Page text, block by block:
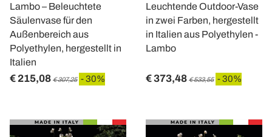
Lambo – Beleuchtete
Säulenvase für den
Außenbereich aus
Polyethylen, hergestellt in
Italien
€ 215,08 € 307,25 - 30%
Leuchtende Outdoor-Vase
in zwei Farben, hergestellt
in Italien aus Polyethylen -
Lambo
€ 373,48 € 533,55 - 30%